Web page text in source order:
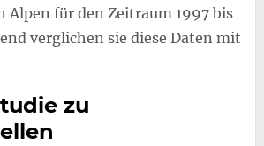
Alpen für den Zeitraum 1997 bis
verglichen sie diese Daten mit
zu